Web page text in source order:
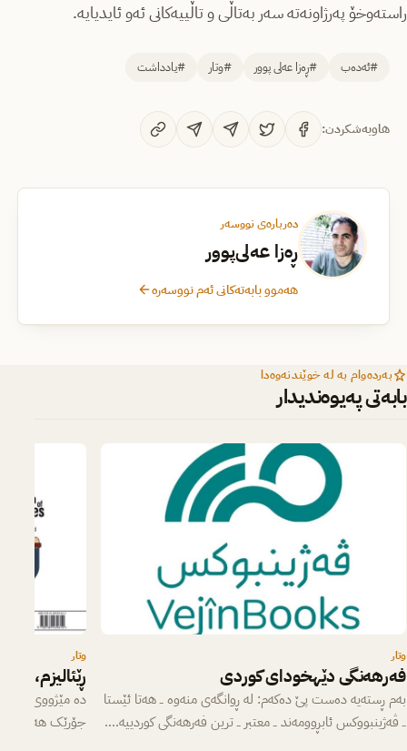
راسته‌وخۆ په‌رژاونه‌ته سه‌ر به‌تاڵی و تاڵییەکانی ئەو ئایدیایه.
#ئەدەب #ڕەزا عەلی پوور #وتار #یادداشت
هاوبەشکردن:
دەربارەی نووسەر
ڕەزا عەلی‌پوور
هەموو بابەتەکانی ئەم نووسەرە
بەردەوام بە لە خوێندنەوەدا
بابەتی پەیوەندیدار
وتار
فەرهەنگی دێهخودای کوردی
بەم ڕستەیە دەست پێ دەکەم: لە ڕوانگەی منەوە ــ هەتا ئێستا
ــ ڤەژینبووکس ئابڕوومەند ــ معتبر ــ ترین فەرهەنگی کوردییە.…
وتار
ڕێئالیزم،
دە مێژووی
جۆرێک هەڵوێستە